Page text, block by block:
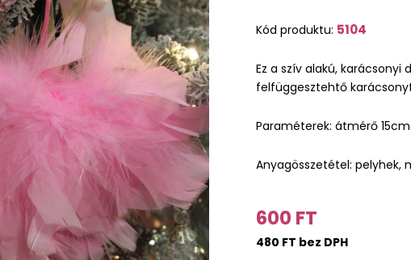
Kód produktu: 5104
Ez a szív alakú, karácsonyi
felfüggesztehtő
Paraméterek: átmérő 15cm
Anyagösszetétel: pelyhek,
600 FT
480 FT bez DPH